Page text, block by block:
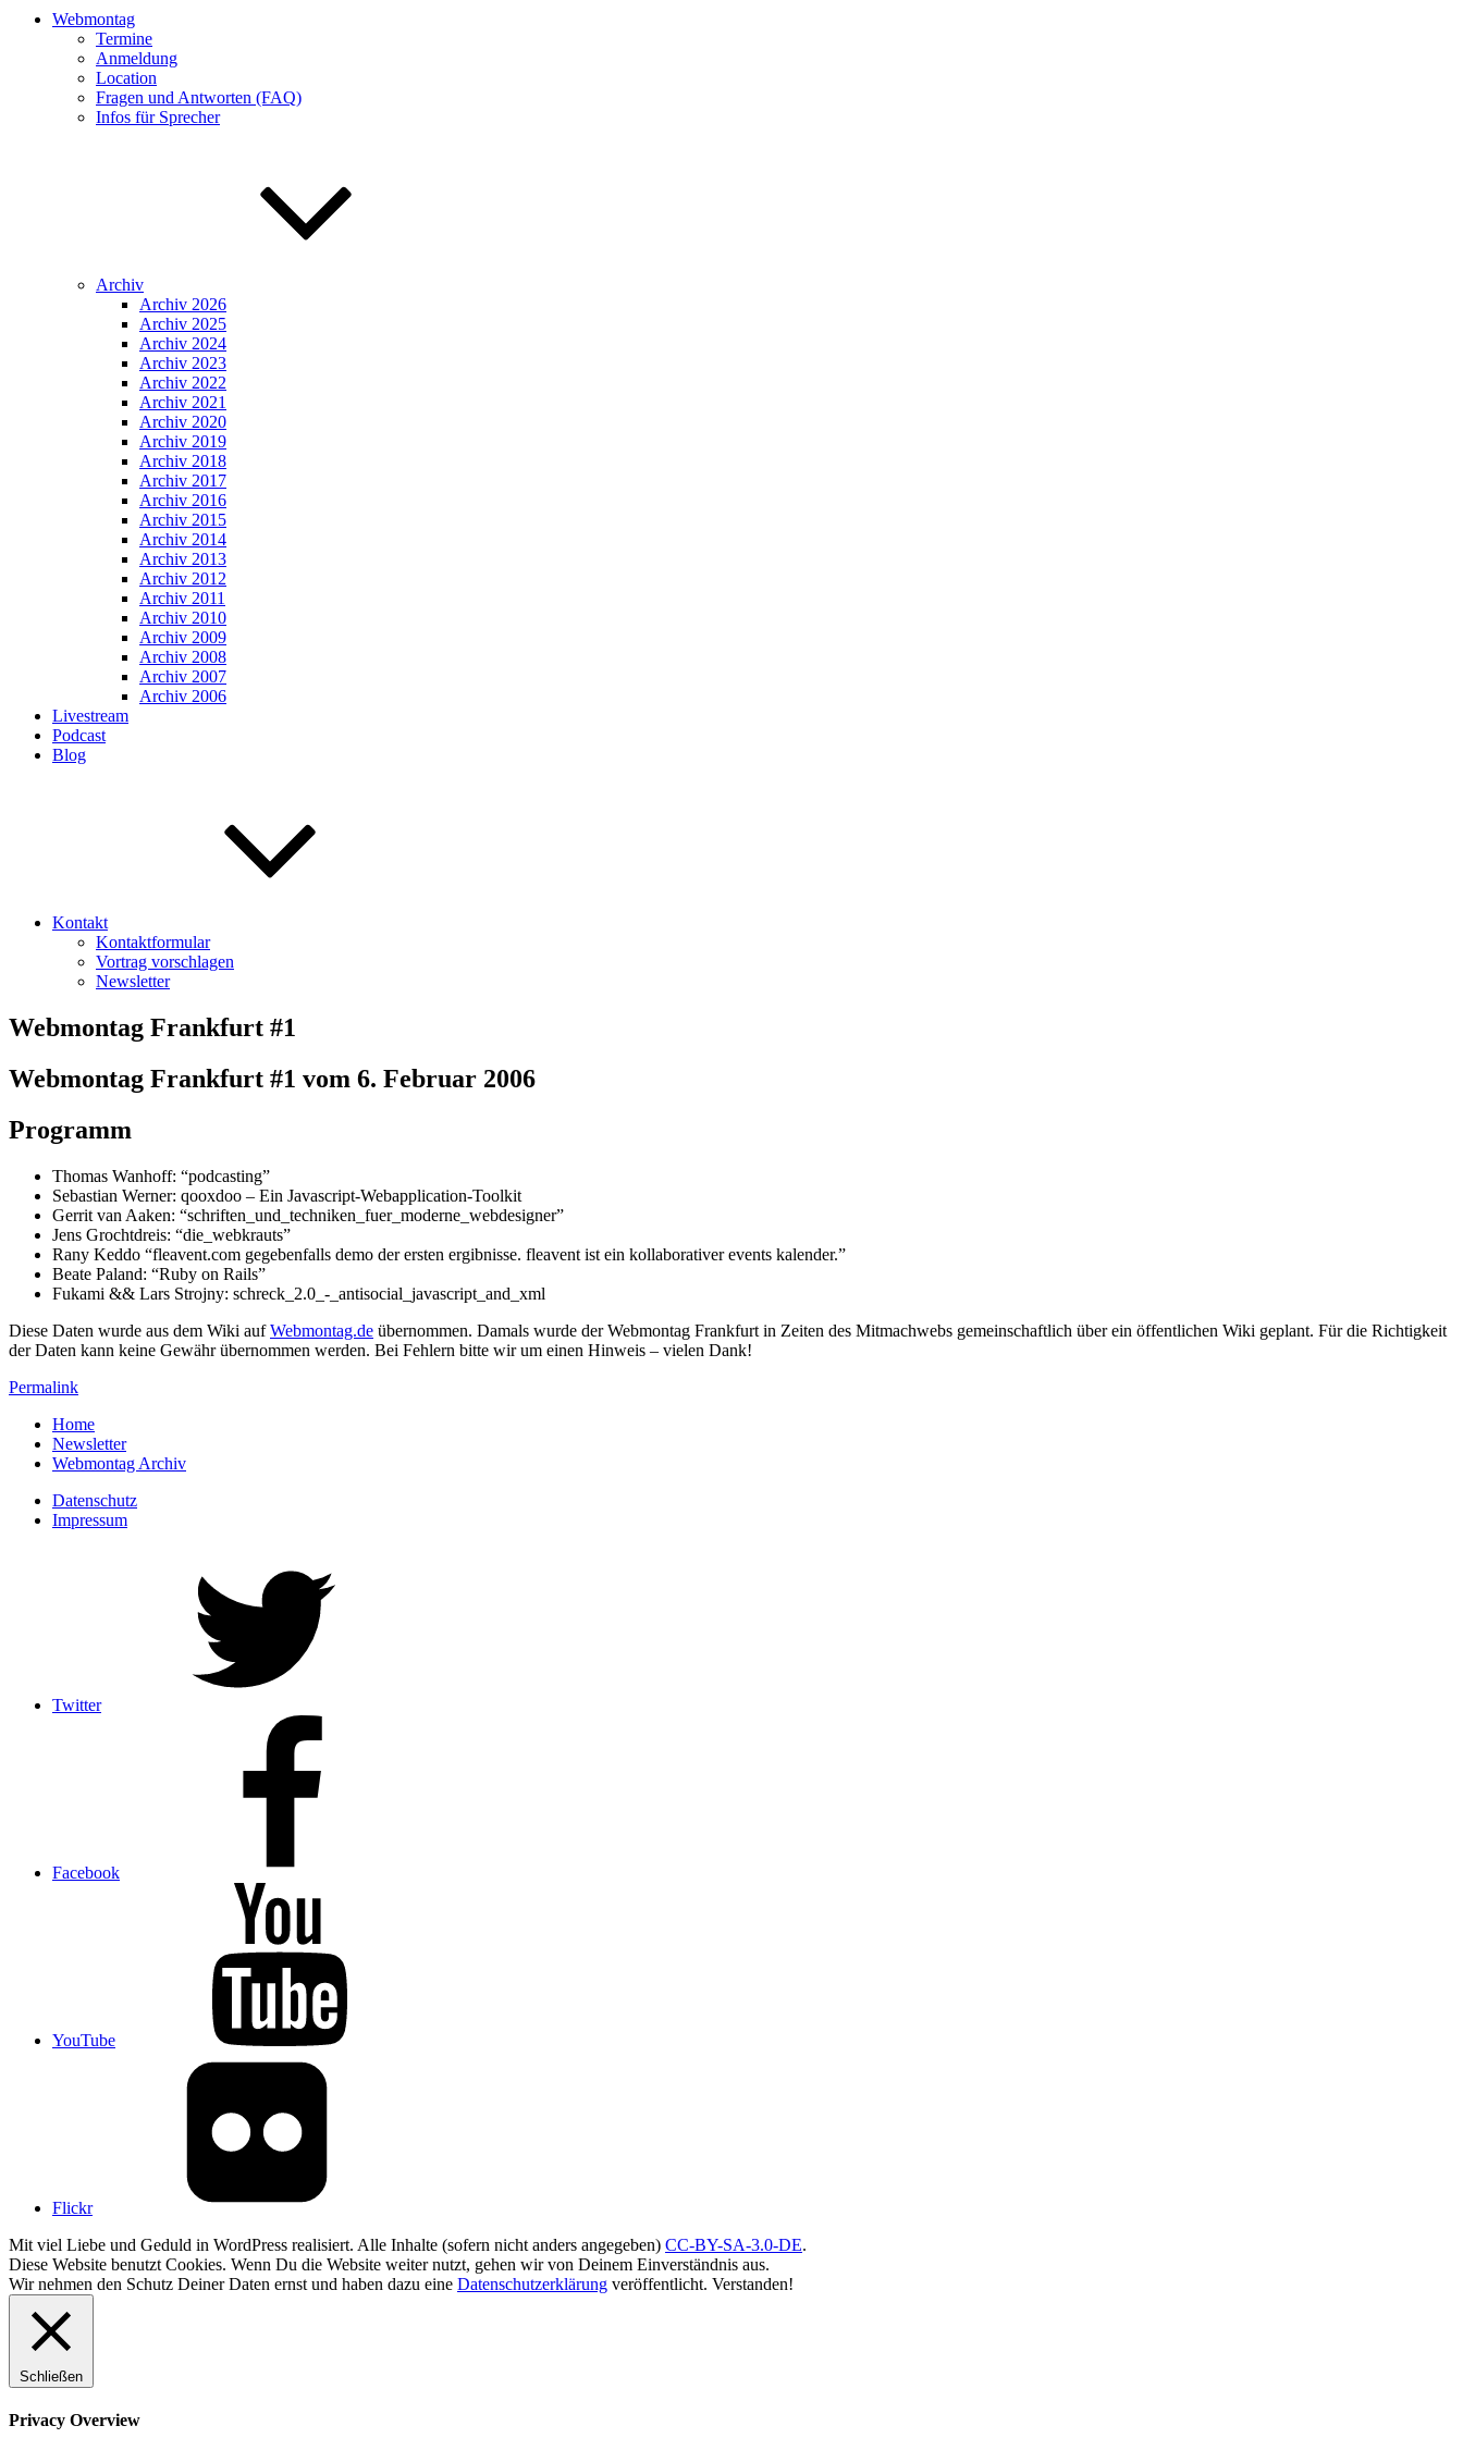
Webmontag
Termine
Anmeldung
Location
Fragen und Antworten (FAQ)
Infos für Sprecher
Archiv
Archiv 2026
Archiv 2025
Archiv 2024
Archiv 2023
Archiv 2022
Archiv 2021
Archiv 2020
Archiv 2019
Archiv 2018
Archiv 2017
Archiv 2016
Archiv 2015
Archiv 2014
Archiv 2013
Archiv 2012
Archiv 2011
Archiv 2010
Archiv 2009
Archiv 2008
Archiv 2007
Archiv 2006
Livestream
Podcast
Blog
Kontakt
Kontaktformular
Vortrag vorschlagen
Newsletter
Webmontag Frankfurt #1
Webmontag Frankfurt #1 vom 6. Februar 2006
Programm
Thomas Wanhoff: “podcasting”
Sebastian Werner: qooxdoo – Ein Javascript-Webapplication-Toolkit
Gerrit van Aaken: “schriften_und_techniken_fuer_moderne_webdesigner”
Jens Grochtdreis: “die_webkrauts”
Rany Keddo “fleavent.com gegebenfalls demo der ersten ergibnisse. fleavent ist ein kollaborativer events kalender.”
Beate Paland: “Ruby on Rails”
Fukami && Lars Strojny: schreck_2.0_-_antisocial_javascript_and_xml
Diese Daten wurde aus dem Wiki aufWebmontag.de übernommen. Damals wurde der Webmontag Frankfurt in Zeiten des Mitmachwebs gemeinschaftlich über ein öffentlichen Wiki geplant. Für die Richtigkeit
der Daten kann keine Gewähr übernommen werden. Bei Fehlern bitte wir um einen Hinweis – vielen Dank!
Permalink
Home
Newsletter
Webmontag Archiv
Datenschutz
Impressum
Twitter
Facebook
YouTube
Flickr
Mit viel Liebe und Geduld in WordPress realisiert. Alle Inhalte (sofern nicht anders angegeben) CC-BY-SA-3.0-DE.
Diese Website benutzt Cookies. Wenn Du die Website weiter nutzt, gehen wir von Deinem Einverständnis aus.
Wir nehmen den Schutz Deiner Daten ernst und haben dazu eine Datenschutzerklärung veröffentlicht. Verstanden!
Schließen
Privacy Overview